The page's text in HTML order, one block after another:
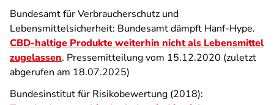
Bundesamt für Verbraucherschutz und
Lebensmittelsicherheit: Bundesamt dämpft Hanf-Hype.
CBD-haltige Produkte weiterhin nicht als Lebensmittel
zugelassen. Pressemitteilung vom 15.12.2020 (zuletzt
abgerufen am 18.07.2025)
Bundesinstitut für Risikobewertung (2018):